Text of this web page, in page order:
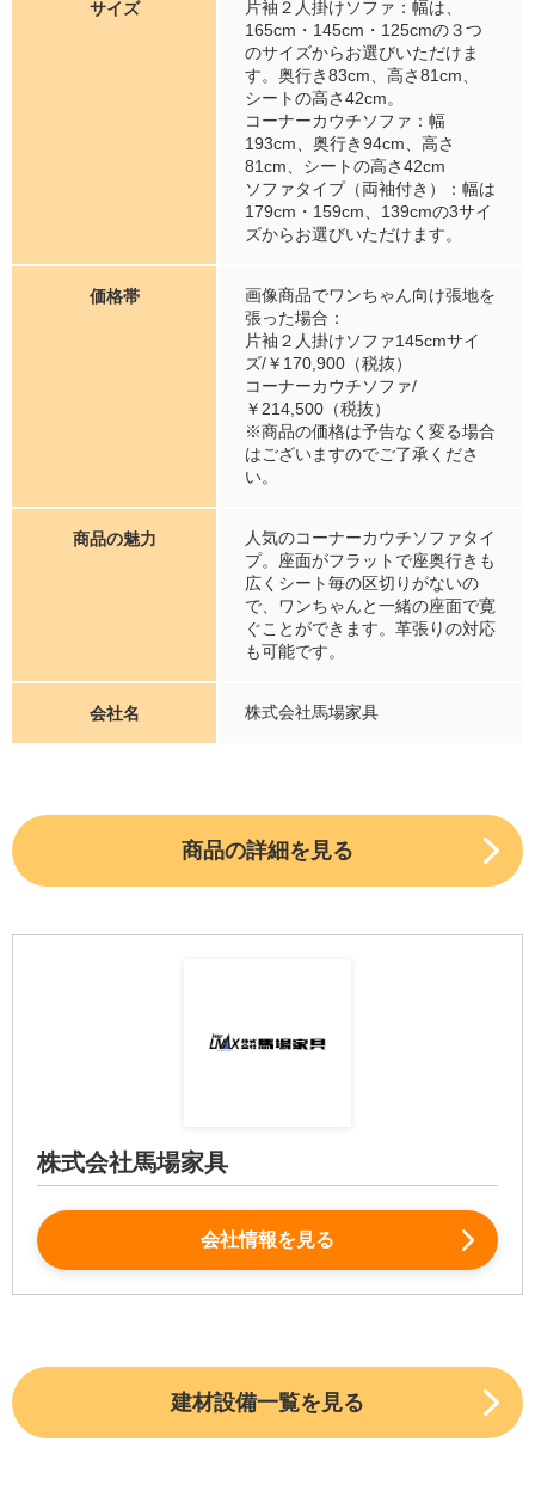
サイズ
片袖２人掛けソファ：幅は、
165cm・145cm・125cmの３つ
のサイズからお選びいただけま
す。奥行き83cm、高さ81cm、
シートの高さ42cm。
コーナーカウチソファ：幅
193cm、奥行き94cm、高さ
81cm、シートの高さ42cm
ソファタイプ（両袖付き）：幅は
179cm・159cm、139cmの3サイ
ズからお選びいただけます。
価格帯
画像商品でワンちゃん向け張地を
張った場合：
片袖２人掛けソファ145cmサイ
ズ/￥170,900（税抜）
コーナーカウチソファ/
￥214,500（税抜）
※商品の価格は予告なく変る場合
はございますのでご了承くださ
い。
商品の魅力
人気のコーナーカウチソファタイ
プ。座面がフラットで座奥行きも
広くシート毎の区切りがないの
で、ワンちゃんと一緒の座面で寛
ぐことができます。革張りの対応
も可能です。
会社名 株式会社馬場家具
商品の詳細を見る
株式会社馬場家具
会社情報を見る
建材設備一覧を見る